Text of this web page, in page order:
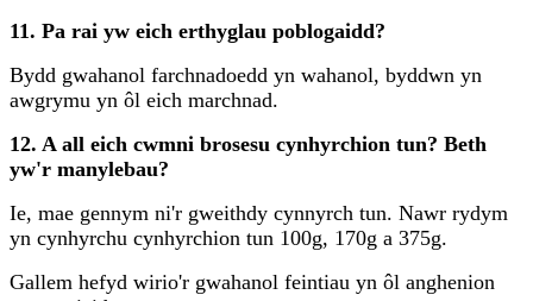
11. Pa rai yw eich erthyglau poblogaidd?
Bydd gwahanol farchnadoedd yn wahanol, byddwn yn
awgrymu yn ôl eich marchnad.
12. A all eich cwmni brosesu cynhyrchion tun? Beth
yw'r manylebau?
Ie, mae gennym ni'r gweithdy cynnyrch tun. Nawr rydym
yn cynhyrchu cynhyrchion tun 100g, 170g a 375g.
Gallem hefyd wirio'r gwahanol feintiau yn ôl anghenion